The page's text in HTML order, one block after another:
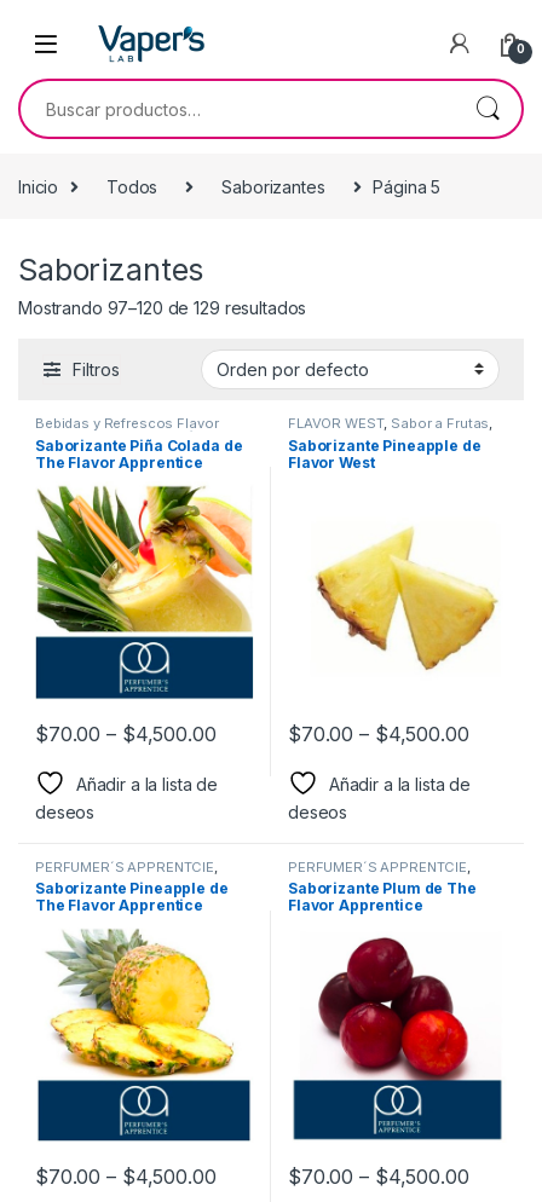
0
Inicio Todos Saborizantes Página 5
Saborizantes
Mostrando 97–120 de 129 resultados
Filtros
Bebidas y Refrescos Flavor
Apprentice ,PERFUMER´S
APPRENTCIE, Sabor a Bebidas y
Refrescos,Saborizantes
Saborizante Piña Colada de
The Flavor Apprentice
$70.00 – $4,500.00
Añadir a la lista de
deseos
FLAVOR WEST, Sabor a Frutas,
Sabores Frutales Saborizantes
Saborizante Pineapple de
Flavor West
$70.00 – $4,500.00
Añadir a la lista de
deseos
PERFUMER´S APPRENTCIE
Sabor a Frutas,Sabores
Frutales,Saborizantes
Saborizante Pineapple de
The Flavor Apprentice
$70.00 – $4,500.00
PERFUMER´S APPRENTCIE
Sabor a Frutas,Sabores
Frutales,Saborizantes
Saborizante Plum de The
Flavor Apprentice
$70.00 – $4,500.00